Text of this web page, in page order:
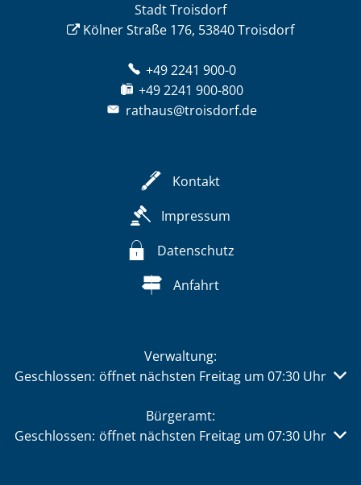
Stadt Troisdorf
Kölner Straße 176, 53840 Troisdorf
+49 2241 900-0
+49 2241 900-800
rathaus@troisdorf.de
Kontakt
Impressum
Datenschutz
Anfahrt
Verwaltung:
Klicken, um weitere Öffnungs- oder Schließzeiten
Geschlossen: öffnet nächsten Freitag um 07:30 Uhr
Bürgeramt:
Klicken, um weitere Öffnungs- oder Schließzeiten
Geschlossen: öffnet nächsten Freitag um 07:30 Uhr